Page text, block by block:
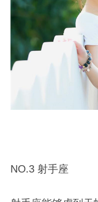
NO.3 射手座